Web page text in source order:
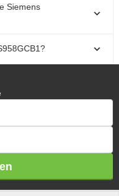
Siemens